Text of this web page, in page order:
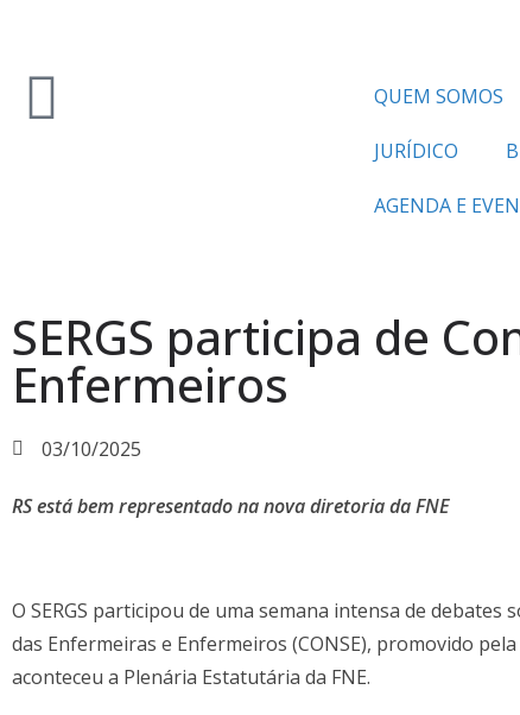
QUEM SOMOS
JURÍDICO
AGENDA E
SERGS participa de
Enfermeiros
03/10/2025
RS está bem representado na nova diretoria da FNE
O SERGS participou de uma semana intensa de
das Enfermeiras e Enfermeiros (CONSE), promovido
aconteceu a Plenária Estatutária da FNE.